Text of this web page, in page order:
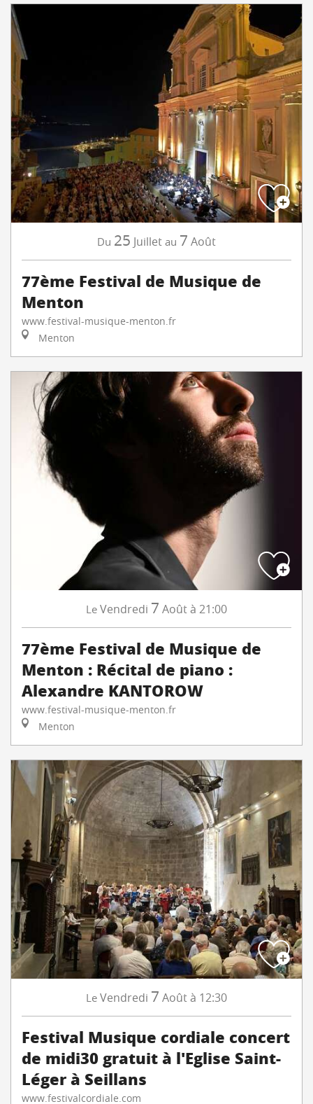
Du 25 Juillet au 7 Août
77ème Festival de Musique de
Menton
www.festival-musique-menton.fr
Menton
Le Vendredi 7 Aoûtà 21:00
77ème Festival de Musique de
Menton : Récital de piano :
Alexandre KANTOROW
www.festival-musique-menton.fr
Menton
Le Vendredi 7 Aoûtà 12:30
Festival Musique cordiale concert
de midi30 gratuit à l'Eglise Saint-
Léger à Seillans
www.festivalcordiale.com